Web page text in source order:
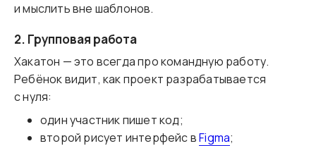
и мыслить вне шаблонов.
2. Групповая работа
Хакатон — это всегда про командную работу.
Ребёнок видит, как проект разрабатывается
с нуля:
один участник пишет код;
второй рисует интерфейс вFigma;